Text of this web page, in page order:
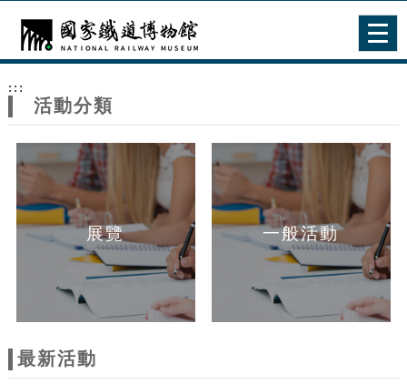
網
站
主
題
:::
活動分類
展覽 一般活動
最新活動